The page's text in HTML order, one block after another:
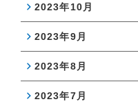
2023年10月
2023年9月
2023年8月
2023年7月